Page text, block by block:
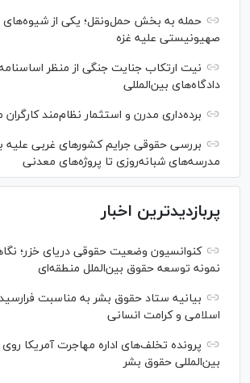
حمله به بخش حمل‌ونقل؛ یکی از
صهیونیستی علیه غزه
نیت ارتکاب جنایت جنگی از منظر
دادگاه‌های بین‌المللی
برده‌داری مدرن و استثمار نظام‌مند کارگران
بررسی حقوقی جرایم کشور‌های غربی علیه
مدرسه‌های شبانه‌روزی تا پروژه‌های معدنی
پربازدیدترین اخبار
کنوانسیون وضعیت حقوقی دریای خزر؛
نمونه توسعه حقوق بین‌الملل منطقه‌ای
بیانیه ستاد حقوق بشر به مناسبت
اسلامی و کرامت انسانی
پرونده تخلف‌های اداره مهاجرت آمریکا
بین‌المللی حقوق بشر